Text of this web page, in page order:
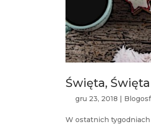
Święta,
gru 23, 2018 |
W ostatnich tygodniach